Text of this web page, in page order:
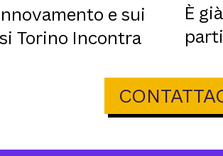
e sui
Torino Incontra
È